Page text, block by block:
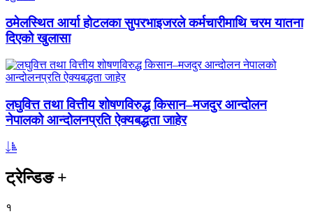
ठमेलस्थित आर्या होटलका सुपरभाइजरले कर्मचारीमाथि चरम यातना
दिएको खुलासा
लघुवित्त तथा वित्तीय शोषणविरुद्ध किसान–मजदुर आन्दोलन
नेपालको आन्दोलनप्रति ऐक्यबद्धता जाहेर
ट्रेन्डिङ+
१